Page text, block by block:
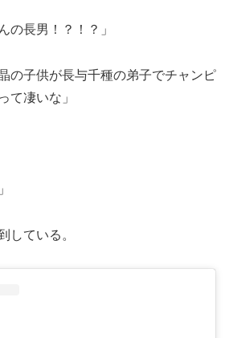
の長男！？！？」
の子供が長与千種の弟子でチャンピ
て凄いな」
している。